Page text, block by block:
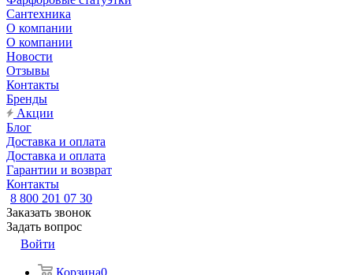
Сантехника
О компании
О компании
Новости
Отзывы
Контакты
Бренды
Акции
Блог
Доставка и оплата
Доставка и оплата
Гарантии и возврат
Контакты
8 800 201 07 30
Заказать звонок
Задать вопрос
Войти
Корзина0